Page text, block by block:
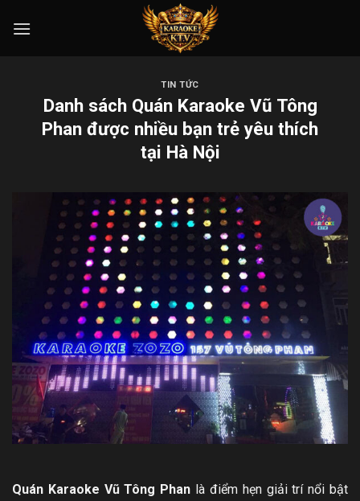
TIN TỨC
Danh sách Quán Karaoke Vũ Tông
Phan được nhiều bạn trẻ yêu thích
tại Hà Nội
Quán Karaoke Vũ Tông Phan là điểm hẹn giải trí nổi bật